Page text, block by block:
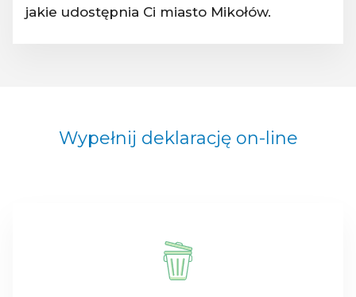
jakie udostępnia Ci miasto Mikołów.
Wypełnij deklarację on-line